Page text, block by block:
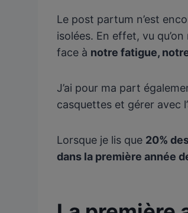
Le post partum n’est
isolées. En effet, vu
face à notre fatigue,
J’ai pour ma part
casquettes et gérer avec
Lorsque je lis que 20%
dans la première année